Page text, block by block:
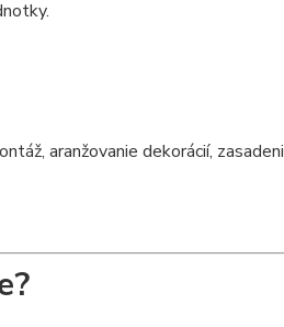
aranžovanie dekorácií,